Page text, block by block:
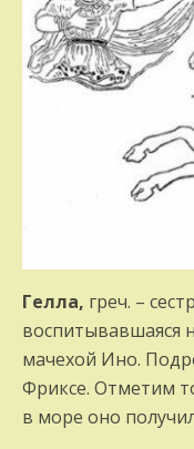
Гелла, греч. –
воспитывавшаяся
мачехой Ино.
Фриксе. Отметим
в море оно